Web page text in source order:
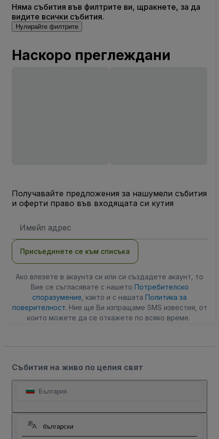
Няма събития във филтрите ви, щракнете, за да
видите всички събития.
Нулирайте филтрите
Наскоро преглеждани
Получавайте предложения за нашумели събития
и оферти право във входящата си кутия
адрес
Присъединете се към списъка
Ако влезете в акаунта си или си създадете акаунт, то
Вие се съгласявате с нашето Потребителско
споразумение , както и с нашата Политика за
поверителност. Ние ще Ви изпращаме SMS известия, от
които можете да се откажете по всяко време.
Събития на живо по целия свят
България
български